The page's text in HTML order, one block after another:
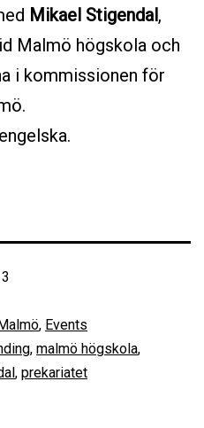
Mikael Stigendal,
Malmö högskola och
i kommissionen för
, Events
, malmö högskola,
, prekariatet